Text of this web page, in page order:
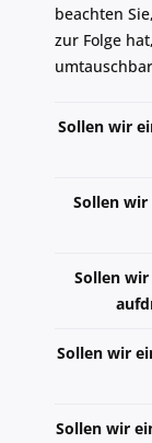
beachten
zur Folge
Sollen wir
Sollen wir
Sollen
Sollen wir
Sollen wir